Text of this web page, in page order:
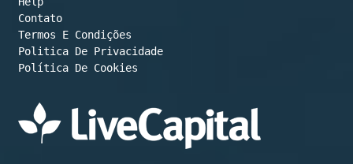
Contato
Termos E Condições
Política De Cookies